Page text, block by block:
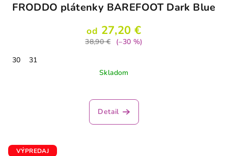
FRODDO plátenky BAREFOOT Dark Blue
od 27,20 €
38,90 €
(–30 %)
30
31
Skladom
Detail
VÝPREDAJ